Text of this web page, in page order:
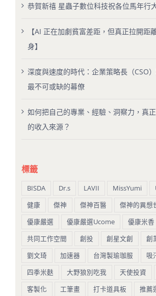
恭賀新禧 星蟲子數位科技祝各位馬年行
【AI 正在加劇貧富差距，但真正拉開距
身】
深度與速度的時代：企業策略長（CSO
最不可或缺的幕僚
如何把自己的專業、經驗、洞察力，真
的收入來源？
標籤
BISDA Dr.s LAVII MissYumi
健康
傑神 傑神百醫
傑神的異想
優康嚴選
優康嚴選Ucome
優康米香
共同工作空間
創投 創星文創 創
劉文琦
加速器 台灣製瑜珈服
吸
四季米麩
大野狼別吃我 天使投資
客製化
工筆畫 打卡道具板 推薦